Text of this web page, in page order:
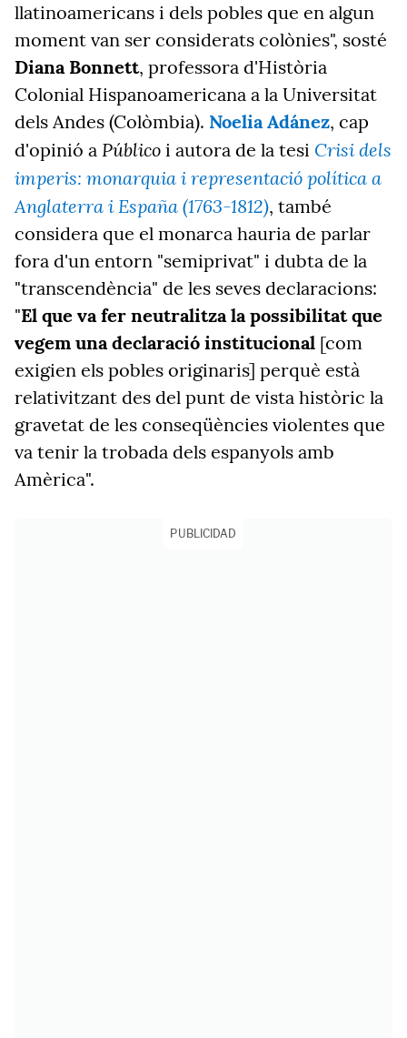
llatinoamericans i dels pobles que en algun
moment van ser considerats colònies", sosté
Diana Bonnett, professora d'Història
Colonial Hispanoamericana a la Universitat
dels Andes (Colòmbia). Noelia Adánez, cap
d'opinió a Público i autora de la tesi Crisi dels
imperis: monarquia i representació política a
Anglaterra i España (1763-1812), també
considera que el monarca hauria de parlar
fora d'un entorn "semiprivat" i dubta de la
"transcendència" de les seves declaracions:
"El que va fer neutralitza la possibilitat que
vegem una declaració institucional [com
exigien els pobles originaris] perquè està
relativitzant des del punt de vista històric la
gravetat de les conseqüències violentes que
va tenir la trobada dels espanyols amb
Amèrica".
PUBLICIDAD